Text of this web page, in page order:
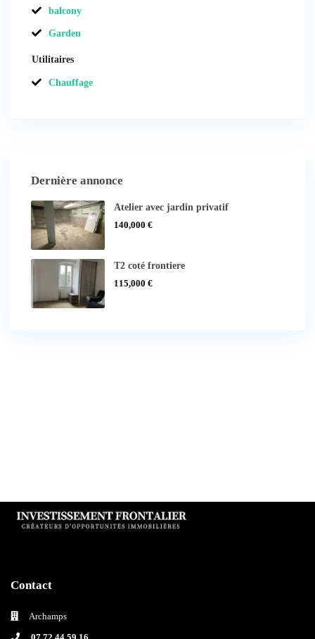
balcony
Garden
Utilitaires
Chauffage
Dernière annonce
Atelier avec jardin privatif
140,000 €
T2 coté frontiere
115,000 €
Contact
Archamps